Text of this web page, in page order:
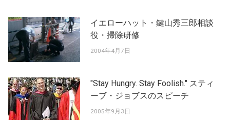
イエローハット・鍵山秀三郎相談
役・掃除研修
2004年4月7日
"Stay Hungry. Stay Foolish." スティ
ーブ・ジョブスのスピーチ
2005年9月3日